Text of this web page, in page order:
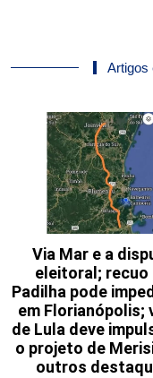
Artigos
Via Mar e a
eleitoral; recuo
Padilha pode
em Florianópolis;
de Lula deve
o projeto de
outros